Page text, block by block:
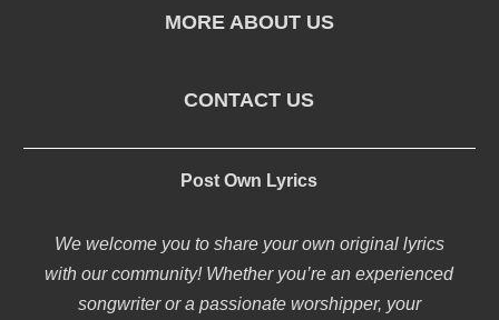
MORE ABOUT US
CONTACT US
Post Own Lyrics
We welcome you to share your own original lyrics
with our community! Whether you’re an experienced
songwriter or a passionate worshipper, your